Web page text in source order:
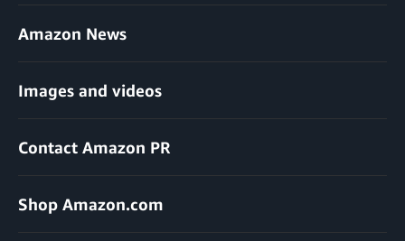
Amazon News
Images and videos
Contact Amazon PR
Shop Amazon.com